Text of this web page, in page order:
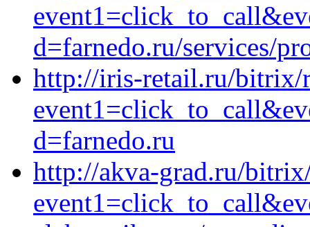
d=farnedo.ru/services/
http://iris-retail.ru/bitrix/
d=farnedo.ru
http://akva-grad.ru/